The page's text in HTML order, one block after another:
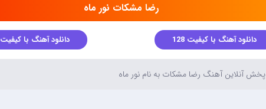
رضا مشکات نور ماه
دانلود آهنگ با کیفیت 128 دانلود آهنگ با کیفیت 320
پخش آنلاین آهنگ رضا مشکات به نام نور ماه